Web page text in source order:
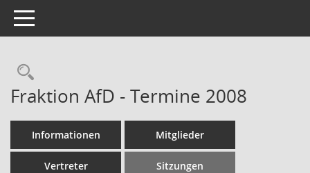
Toggle navigation
Rechercheauswahl
Fraktion AfD - Termine 2008
Informationen Mitglieder
Vertreter Sitzungen